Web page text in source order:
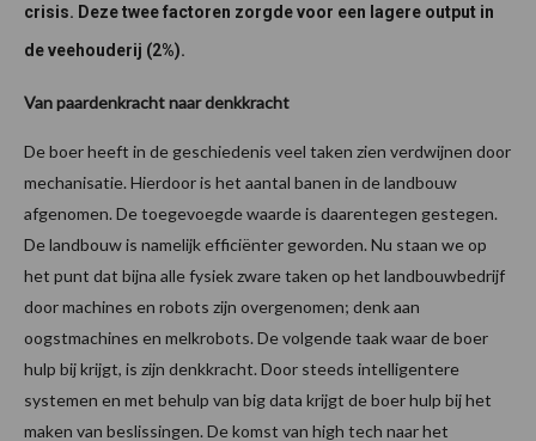
crisis. Deze twee factoren zorgde voor een lagere output in
de veehouderij (2%).
Van paardenkracht naar denkkracht
De boer heeft in de geschiedenis veel taken zien verdwijnen door
mechanisatie. Hierdoor is het aantal banen in de landbouw
afgenomen. De toegevoegde waarde is daarentegen gestegen.
De landbouw is namelijk efficiënter geworden. Nu staan we op
het punt dat bijna alle fysiek zware taken op het landbouwbedrijf
door machines en robots zijn overgenomen; denk aan
oogstmachines en melkrobots. De volgende taak waar de boer
hulp bij krijgt, is zijn denkkracht. Door steeds intelligentere
systemen en met behulp van big data krijgt de boer hulp bij het
maken van beslissingen. De komst van high tech naar het